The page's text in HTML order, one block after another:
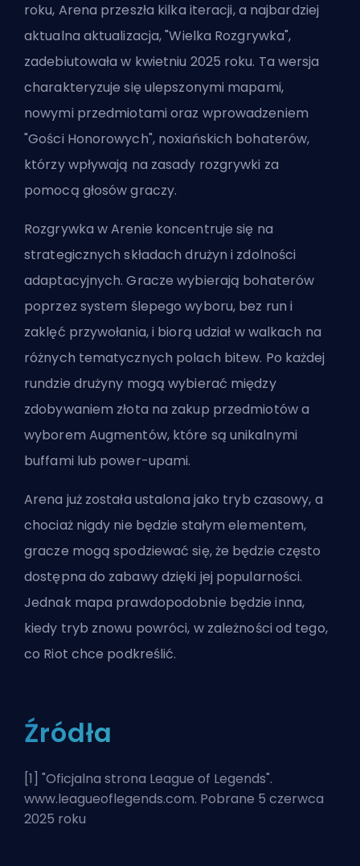
roku, Arena przeszła kilka iteracji, a najbardziej
aktualna aktualizacja, "Wielka Rozgrywka",
zadebiutowała w kwietniu 2025 roku. Ta wersja
charakteryzuje się ulepszonymi mapami,
nowymi przedmiotami oraz wprowadzeniem
"Gości Honorowych", noxiańskich bohaterów,
którzy wpływają na zasady rozgrywki za
pomocą głosów graczy.
Rozgrywka w Arenie koncentruje się na
strategicznych składach drużyn i zdolności
adaptacyjnych. Gracze wybierają bohaterów
poprzez system ślepego wyboru, bez run i
zaklęć przywołania, i biorą udział w walkach na
różnych tematycznych polach bitew. Po każdej
rundzie drużyny mogą wybierać między
zdobywaniem złota na zakup przedmiotówa
wyborem Augmentów, które są unikalnymi
buffami lub power-upami.
Arena już została ustalona jako tryb czasowy, a
chociaż nigdy nie będzie stałym elementem,
gracze mogą spodziewać się, że będzie często
dostępna do zabawy dzięki jej popularności.
Jednak mapa prawdopodobnie będzie inna,
kiedy tryb znowu powróci, w zależności od tego,
co Riot chce podkreślić.
Źródła
[1] "Oficjalna strona League of Legends".
www.leagueoflegends.com. Pobrane 5 czerwca
2025 roku